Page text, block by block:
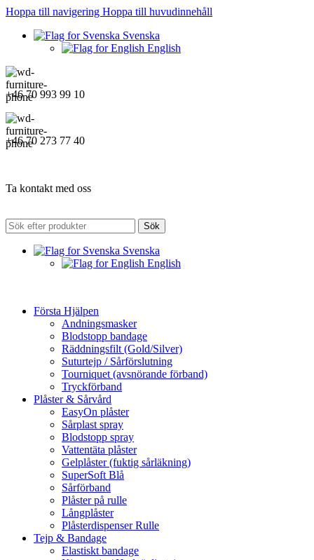
Hoppa till navigering Hoppa till huvudinnehåll
Svenska
English
+46 70 993 99 10
+46 70 273 77 40
Ta kontakt med oss
Sök
Svenska
English
Första Hjälpen
Andningsmasker
Blodstopp bandage
Räddningsfilt (Gold/Silver)
Suturtejp / Sårförslutning
Tourniquet (avsnörande förband)
Tryckförband
Plåster & Sårvård
EasyOn plåster
Sårplast spray
Blodstopp spray
Vattentäta plåster
Gelplåster (fuktig sårläkning)
SuperSoft Blå
Sårförband
Plåster på rulle
Långplåster
Plåsterdispenser Rulle
Tejp & Bandage
Elastiskt bandage